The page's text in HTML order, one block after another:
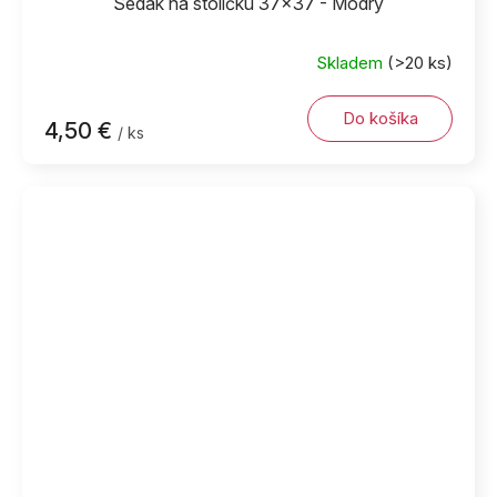
Skladem (>20 ks)
4,50 € / ks
Do košíka